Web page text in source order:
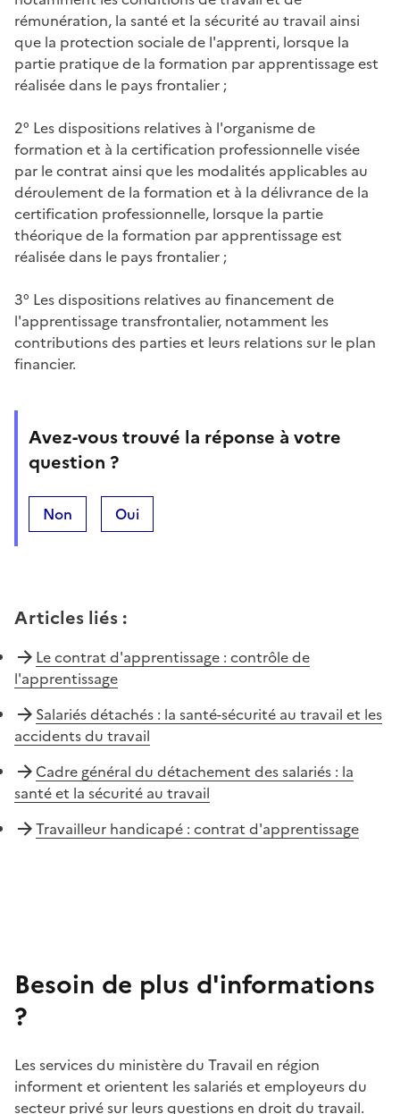
rémunération, la santé et la sécurité au travail ainsi
que la protection sociale de l'apprenti, lorsque la
partie pratique de la formation par apprentissage est
réalisée dans le pays frontalier ;
2° Les dispositions relatives à l'organisme de
formation et à la certification professionnelle visée
par le contrat ainsi que les modalités applicables au
déroulement de la formation et à la délivrance de la
certification professionnelle, lorsque la partie
théorique de la formation par apprentissage est
réalisée dans le pays frontalier ;
3° Les dispositions relatives au financement de
l'apprentissage transfrontalier, notamment les
contributions des parties et leurs relations sur le plan
financier.
Avez-vous trouvé la réponse à votre
question ?
Non Oui
Articles liés :
Le contrat d'apprentissage : contrôle de
l'apprentissage
Salariés détachés : la santé-sécurité au travail et les
accidents du travail
Cadre général du détachement des salariés : la
santé et la sécurité au travail
Travailleur handicapé : contrat d'apprentissage
Besoin de plus d'informations
?
Les services du ministère du Travail en région
informent et orientent les salariés et employeurs du
secteur privé sur leurs questions en droit du travail.